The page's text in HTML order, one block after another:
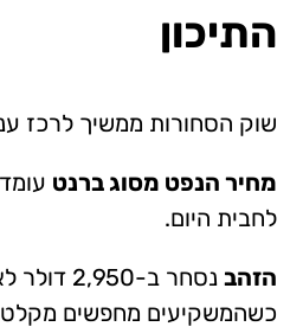
התיכון
שוק הסחורות ממשיך לרכז
מחיר הנפט מסוג ברנט
לחבית היום.
הזהב
נסחר ב-
כשהמשקיעים מחפשים